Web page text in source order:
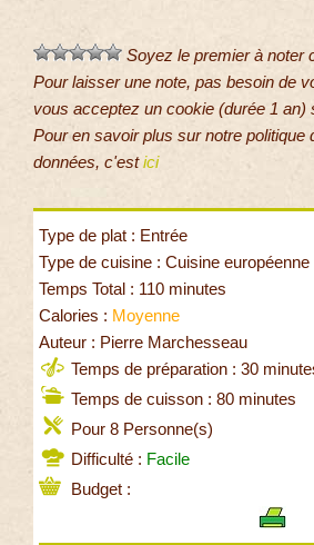
Soyez le premier à noter
Pour laisser une note, pas besoin de
vous acceptez un cookie (durée 1 an)
Pour en savoir plus sur notre politique
données, c'estici
Type de plat : Entrée
Type de cuisine : Cuisine européenne
Temps Total : 110 minutes
Calories : Moyenne
Auteur : Pierre Marchesseau
Temps de préparation : 30
Temps de cuisson : 80 minutes
Pour 8 Personne(s)
Difficulté : Facile
Budget :